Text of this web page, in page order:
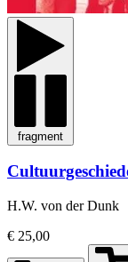
fragment
H.W. von der Dunk
€ 25,00